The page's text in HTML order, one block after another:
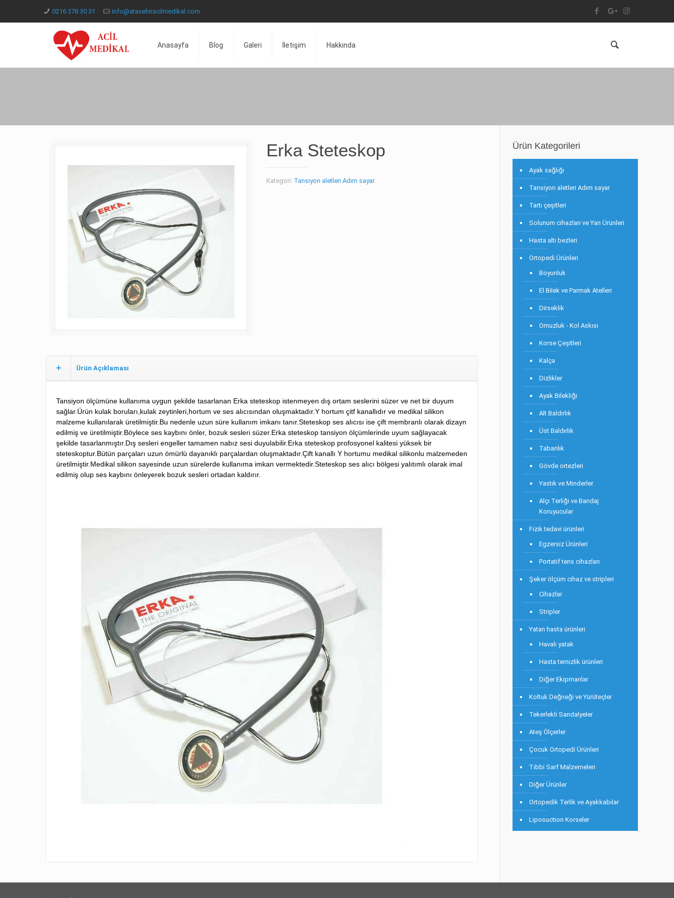
0216 378 30 31 info@atasehiracilmedikal.com
Anasayfa Blog Galeri İletişim Hakkında
Erka Steteskop
Kategori: Tansiyon aletleri Adım sayar.
Ürün Açıklaması
Tansiyon ölçümüne kullanıma uygun şekilde tasarlanan Erka steteskop istenmeyen dış ortam seslerini süzer ve net bir duyum
sağlar.Ürün kulak boruları,kulak zeytinleri,hortum ve ses alıcısından oluşmaktadır.Y hortum çitf kanallıdır ve medikal silikon
malzeme kullanılarak üretilmiştir.Bu nedenle uzun süre kullanım imkanı tanır.Steteskop ses alıcısı ise çift membranlı olarak dizayn
edilmiş ve üretilmiştir.Böylece ses kaybını önler, bozuk sesleri süzer.Erka steteskop tansiyon ölçümlerinde uyum sağlayacak
şekilde tasarlanmıştır.Dış sesleri engeller tamamen nabız sesi duyulabilir.Erka steteskop profosyonel kalitesi yüksek bir
steteskoptur.Bütün parçaları uzun ömürlü dayanıklı parçalardan oluşmaktadır.Çift kanallı Y hortumu medikal silikonlu malzemeden
üretilmiştir.Medikal silikon sayesinde uzun sürelerde kullanıma imkan vermektedir.Steteskop ses alıcı bölgesi yalıtımlı olarak imal
edilmiş olup ses kaybını önleyerek bozuk sesleri ortadan kaldırır.
Ürün Kategorileri
Ayak sağlığı
Tansiyon aletleri Adım sayar
Tartı çeşitleri
Solunum cihazları ve Yan Ürünleri
Hasta altı bezleri
Ortopedi Ürünleri
Boyunluk
El Bilek ve Parmak Atelleri
Dirseklik
Omuzluk - Kol Askısı
Korse Çeşitleri
Kalça
Dizlikler
Ayak Bilekliği
Alt Baldırlık
Üst Baldırlık
Tabanlık
Gövde ortezleri
Yastık ve Minderler
Alçı Terliği ve Bandaj
Koruyucular
Fizik tedavi ürünleri
Egzersiz Ürünleri
Portatif tens cihazları
Şeker ölçüm cihaz ve stripleri
Cihazlar
Stripler
Yatan hasta ürünleri
Havalı yatak
Hasta temizlik ürünleri
Diğer Ekipmanlar
Koltuk Değneği ve Yürüteçler
Tekerlekli Sandalyeler
Ateş Ölçerler
Çocuk Ortopedi Ürünleri
Tıbbi Sarf Malzemeleri
Diğer Ürünler
Ortopedik Terlik ve Ayakkabılar
Liposuction Korseler